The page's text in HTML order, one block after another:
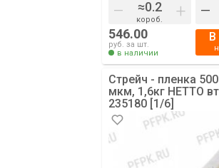
– короб. + –
546.00
руб. за шт.
в наличии
В
Стрейч - пленка
мкм, 1,6кг НЕТТО
235180 [1/6]